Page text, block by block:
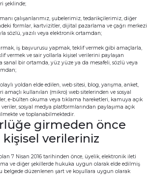
şeklinde;
çalışanlarımız, şubelerimiz, tedarikçilerimiz, diğer
formlar, kartvizitler, dijital pazarlama ve çağrı merkezi
sözlü, yazılı veya elektronik ortamdan;
iş başvurusu yapmak, teklif vermek gibi amaçlarla,
vermek ve sair yollarla kişisel verilerini paylaşan
sanal bir ortamda, yüz yüze ya da mesafeli, sözlü veya
yoldan elde edilen, web sitesi, blog, yarışma, anket,
amaçlı kullanılan (mikro) web sitelerinden ve sosyal
e-bülten okuma veya tıklama hareketleri, kamuya açık
sosyal medya platformlarından paylaşıma açık
ve toplanabilmektedir.
girmeden önce
verileriniz
7 Nisan 2016 tarihinden önce, üyelik, elektronik ileti
ve diğer şekillerde hukuka uygun olarak elde edilmiş
belgede düzenlenen şart ve koşullara uygun olarak